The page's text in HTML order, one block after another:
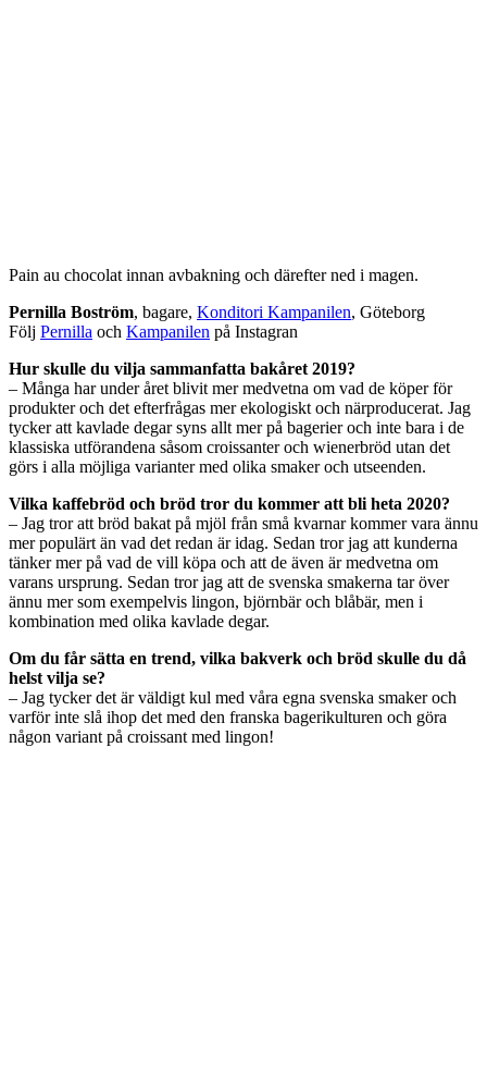
Pain au chocolat innan avbakning och därefter ned i magen.
Pernilla Boström, bagare, Konditori Kampanilen, Göteborg
Följ Pernilla och Kampanilen på Instagran
Hur skulle du vilja sammanfatta bakåret 2019?
– Många har under året blivit mer medvetna om vad de köper för
produkter och det efterfrågas mer ekologiskt och närproducerat. Jag
tycker att kavlade degar syns allt mer på bagerier och inte bara i de
klassiska utförandena såsom croissanter och wienerbröd utan det
görs i alla möjliga varianter med olika smaker och utseenden.
Vilka kaffebröd och bröd tror du kommer att bli heta 2020?
– Jag tror att bröd bakat på mjöl från små kvarnar kommer vara ännu
mer populärt än vad det redan är idag. Sedan tror jag att kunderna
tänker mer på vad de vill köpa och att de även är medvetna om
varans ursprung. Sedan tror jag att de svenska smakerna tar över
ännu mer som exempelvis lingon, björnbär och blåbär, men i
kombination med olika kavlade degar.
Om du får sätta en trend, vilka bakverk och bröd skulle du då
helst vilja se?
– Jag tycker det är väldigt kul med våra egna svenska smaker och
varför inte slå ihop det med den franska bagerikulturen och göra
någon variant på croissant med lingon!